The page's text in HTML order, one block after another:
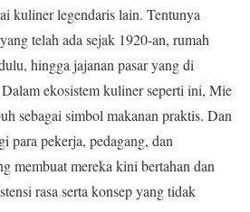
kuliner legendaris lain. Tentunya
telah ada sejak 1920-an, rumah
hingga jajanan pasar yang di
ekosistem kuliner seperti ini, Mie
sebagai simbol makanan praktis. Dan
para pekerja, pedagang, dan
membuat mereka kini bertahan dan
rasa serta konsep yang tidak